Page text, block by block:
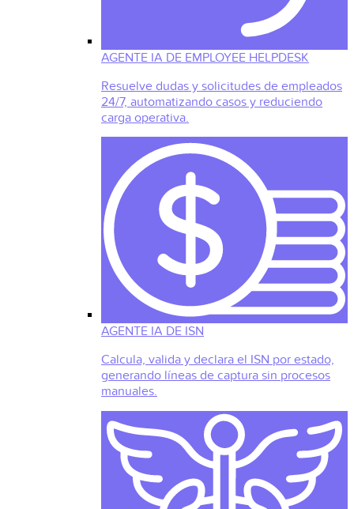
AGENTE IA DE EMPLOYEE HELPDESK
Resuelve dudas y solicitudes de empleados
24/7, automatizando casos y reduciendo
carga operativa.
AGENTE IA DE ISN
Calcula, valida y declara el ISN por estado,
generando líneas de captura sin procesos
manuales.